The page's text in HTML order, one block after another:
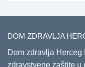
DOM ZDRAVLJA
Dom zdravlja
zdravstvene zaštite u